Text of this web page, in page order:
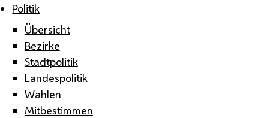
Politik
Übersicht
Bezirke
Stadtpolitik
Landespolitik
Wahlen
Mitbestimmen